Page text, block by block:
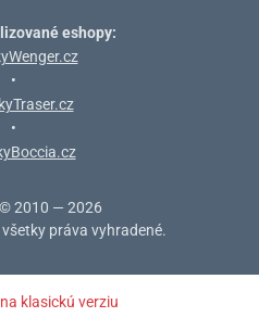
eshopy:
•
•
2010 — 2026
práva vyhradené.
klasickú verziu